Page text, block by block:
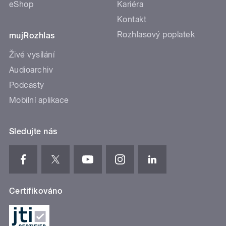
eShop
mujRozhlas
Živé vysílání
Audioarchiv
Podcasty
Mobilní aplikace
Kariéra
Kontakt
Rozhlasový poplatek
Sledujte nás
Certifikováno